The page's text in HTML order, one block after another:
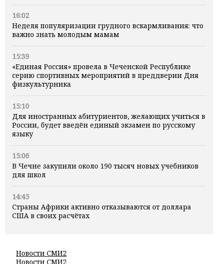
16:02
Неделя популяризации грудного вскармливания: что
важно знать молодым мамам
15:39
«Единая Россия» провела в Чеченской Республике
серию спортивных мероприятий в преддверии Дня
физкультурника
15:10
Для иностранных абитуриентов, желающих учиться в
России, будет введён единый экзамен по русскому
языку
15:06
В Чечне закупили около 190 тысяч новых учебников
для школ
14:45
Страны Африки активно отказываются от доллара
США в своих расчётах
Новости СМИ2
Новости СМИ2